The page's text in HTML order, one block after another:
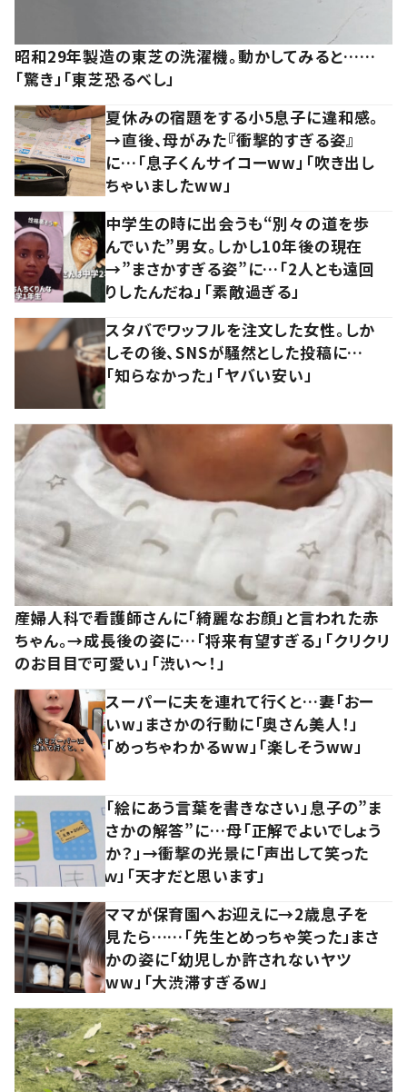
昭和29年製造の東芝の洗濯機。動かしてみると……
「驚き」「東芝恐るべし」
夏休みの宿題をする小5息子に違和感。
→直後、母がみた『衝撃的すぎる姿』
に…「息子くんサイコーww」「吹き出し
ちゃいましたww」
中学生の時に出会うも“別々の道を歩
んでいた”男女。しかし10年後の現在
→”まさかすぎる姿”に…「2人とも遠回
りしたんだね」「素敵過ぎる」
スタバでワッフルを注文した女性。しか
しその後、SNSが騒然とした投稿に…
「知らなかった」「ヤバい安い」
産婦人科で看護師さんに「綺麗なお顔」と言われた赤
ちゃん。→成長後の姿に…「将来有望すぎる」「クリクリ
のお目目で可愛い」「渋い～！」
スーパーに夫を連れて行くと…妻「おー
いw」まさかの行動に「奥さん美人！」
「めっちゃわかるww」「楽しそうww」
「絵にあう言葉を書きなさい」息子の”ま
さかの解答”に…母「正解でよいでしょう
か？」→衝撃の光景に「声出して笑った
ｗ」「天才だと思います」
ママが保育園へお迎えに→2歳息子を
見たら……「先生とめっちゃ笑った」まさ
かの姿に「幼児しか許されないヤツ
ww」「大渋滞すぎるw」